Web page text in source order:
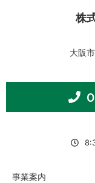
株
大阪
事業案内